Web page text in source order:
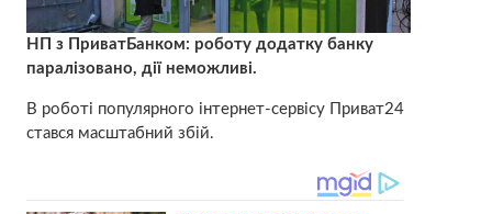
НП з ПриватБанком: роботу додатку банку
паралізовано, дії неможливі.
В роботі популярного інтернет-сервісу Приват24
стався масштабний збій.